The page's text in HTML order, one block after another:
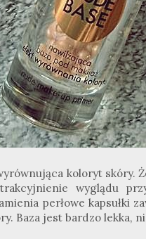
koloryt skóry.
wyglądu
perłowe kapsułki
Baza jest bardzo lekka,